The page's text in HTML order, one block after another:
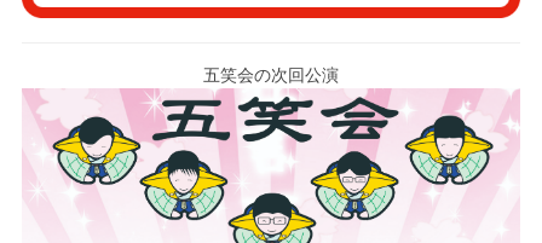
五笑会の次回公演